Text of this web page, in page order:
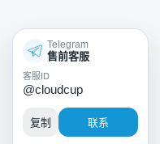
Telegram
售前客服
客服ID
@cloudcup
复制 联系